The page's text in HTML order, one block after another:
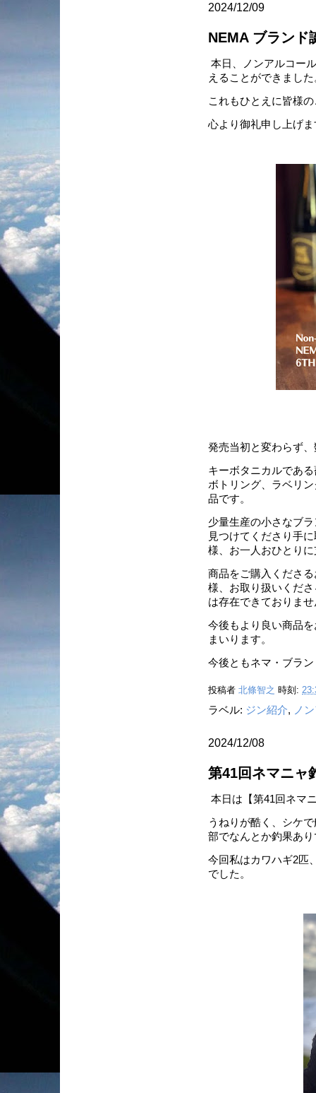
2024/12/09
NEMA ブランド
本日、ノンアルコー
えることができました
これもひとえに皆様
心より御礼申し上げま
発売当初と変わらず
キーボタニカルであ
ボトリング、ラベリ
品です。
少量生産の小さなブ
見つけてくださり手
様、お一人おひとり
商品をご購入くださ
様、お取り扱いくだ
は存在できておりま
今後もより良い商品
まいります。
今後ともネマ・ブラ
投稿者 北條智之 時刻:
ラベル: ジン紹介, ノ
2024/12/08
第41回ネマニャ
本日は【第41回ネマ
うねりが酷く、シケ
部でなんとか釣果あ
今回私はカワハギ2匹
でした。